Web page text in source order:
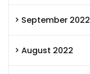
September 2022
August 2022